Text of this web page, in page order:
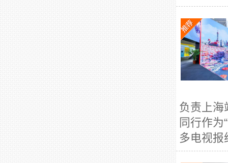
负责上
同行作
多电视报